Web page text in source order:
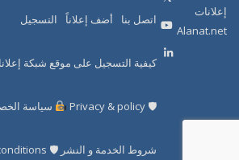
إعلانات
Alanat.net
اتصل بنا أضف إعلاناً التسجيل
كيفية التسجيل على موقع شبكة
🛡 Privacy & policy سياسة
شروط الخدمة و النشر 🛡 Terms and conditions